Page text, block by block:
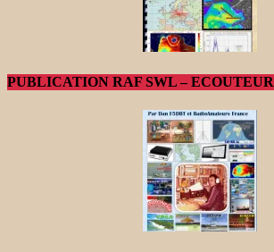
PUBLICATION RAF SWL – ECOUTEUR